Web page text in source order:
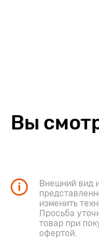
Вы
Внешний вид
изменить
Просьба
товар при
офертой.